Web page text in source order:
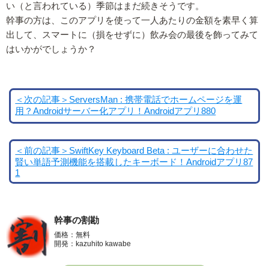
い（と言われている）季節はまだ続きそうです。
幹事の方は、このアプリを使って一人あたりの金額を素早く算
出して、スマートに（損をせずに）飲み会の最後を飾ってみて
はいかがでしょうか？
＜次の記事＞ServersMan : 携帯電話でホームページを運
用？Androidサーバー化アプリ！Androidアプリ880
＜前の記事＞SwiftKey Keyboard Beta : ユーザーに合わせた
賢い単語予測機能を搭載したキーボード！Androidアプリ87
1
幹事の割勘
価格：無料
開発：kazuhito kawabe